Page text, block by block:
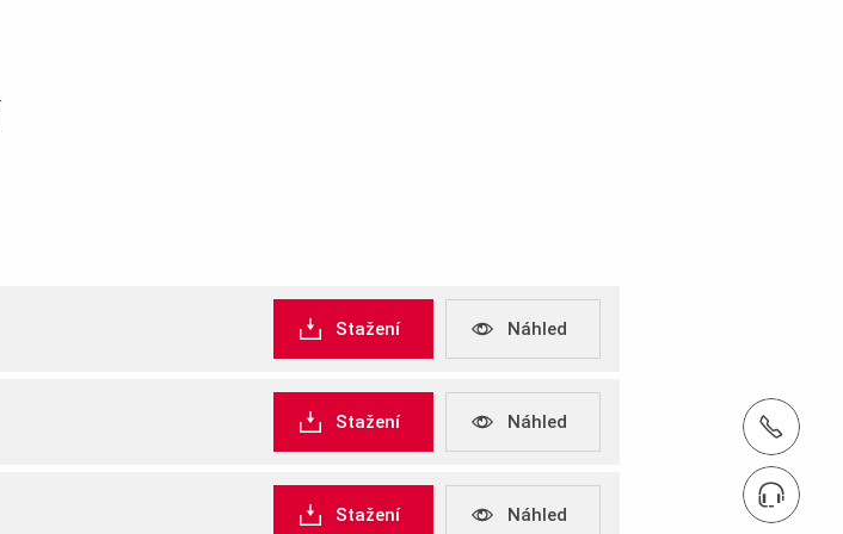
tel.: +420 604 949 150
Stažení Náhled
Stažení Náhled
Stažení Náhled